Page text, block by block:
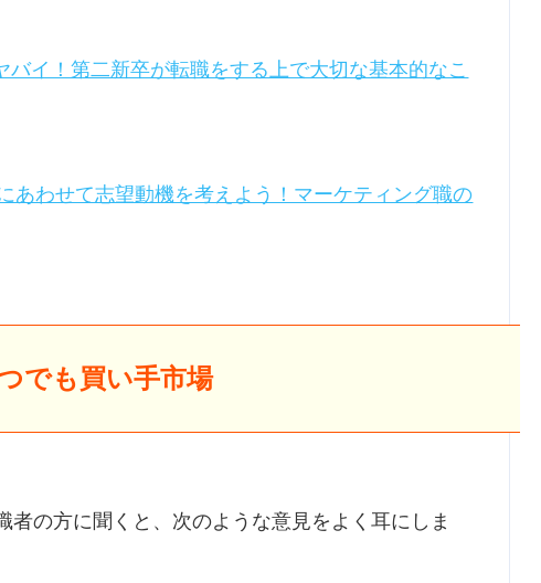
イ！第二新卒が転職をする上で大切な基本的なこ
あわせて志望動機を考えよう！マーケティング職の
でも買い手市場
者の方に聞くと、次のような意見をよく耳にしま